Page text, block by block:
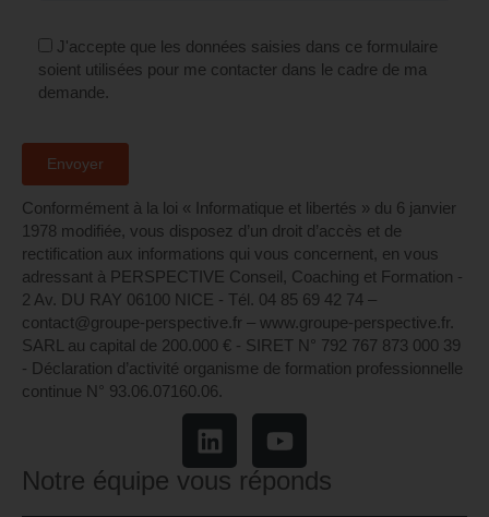
J'accepte que les données saisies dans ce formulaire
soient utilisées pour me contacter dans le cadre de ma
demande.
Conformément à la loi « Informatique et libertés » du 6 janvier
1978 modifiée, vous disposez d’un droit d’accès et de
rectification aux informations qui vous concernent, en vous
adressant à PERSPECTIVE Conseil, Coaching et Formation -
2 Av. DU RAY 06100 NICE - Tél. 04 85 69 42 74⁩ –
contact@groupe-perspective.fr – www.groupe-perspective.fr.
SARL au capital de 200.000 € - SIRET N° 792 767 873 000 39
- Déclaration d’activité organisme de formation professionnelle
continue N° 93.06.07160.06.
Notre équipe vous réponds